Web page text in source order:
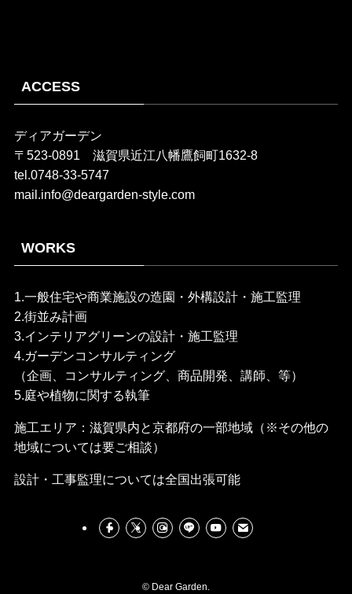
ACCESS
ディアガーデン
〒523-0891 滋賀県近江八幡鷹飼町1632-8
tel.0748-33-5747
mail.info@deargarden-style.com
WORKS
1.一般住宅や商業施設の造園・外構設計・施工監理
2.街並み計画
3.インテリアグリーンの設計・施工監理
4.ガーデンコンサルティング
（企画、コンサルティング、商品開発、講師、等）
5.庭や植物に関する執筆
施工エリア：滋賀県内と京都府の一部地域（※その他の
地域については要ご相談）
設計・工事監理については全国出張可能
© Dear Garden.